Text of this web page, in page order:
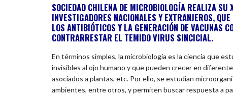
SOCIEDAD CHILENA DE MICROBIOLOGÍA REALIZA SU
INVESTIGADORES NACIONALES Y EXTRANJEROS,
LOS ANTIBIÓTICOS Y LA GENERACIÓN DE VACUNAS
CONTRARRESTAR EL TEMIDO VIRUS SINCICIAL.
En términos simples, la microbiología es la ciencia que
invisibles al ojo humano y que pueden crecer en
asociados a plantas, etc. Por ello, se estudian
ambientes, entre otros, y permiten buscar respuesta a